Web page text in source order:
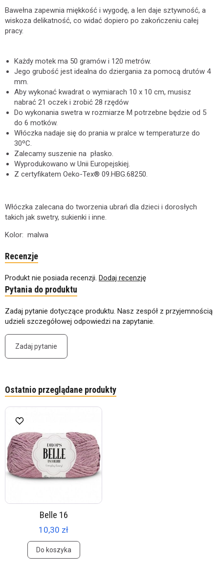
Bawełna zapewnia miękkość i wygodę, a len daje sztywność, a
wiskoza delikatność, co widać dopiero po zakończeniu całej
pracy.
Każdy motek ma 50 gramów i 120 metrów.
Jego grubość jest idealna do dziergania za pomocą drutów 4
mm.
Aby wykonać kwadrat o wymiarach 10 x 10 cm, musisz
nabrać 21 oczek i zrobić 28 rzędów
Do wykonania swetra w rozmiarze M potrzebne będzie od 5
do 6 motków.
Włóczka nadaje się do prania w pralce w temperaturze do
30ºC.
Zalecamy suszenie na płasko.
Wyprodukowano w Unii Europejskiej.
Z certyfikatem Oeko-Tex® 09.HBG.68250.
Włóczka zalecana do tworzenia ubrań dla dzieci i dorosłych
takich jak swetry, sukienki i inne.
Kolor: malwa
Recenzje
Produkt nie posiada recenzji. Dodaj recenzję
Pytania do produktu
Zadaj pytanie dotyczące produktu. Nasz zespół z przyjemnością
udzieli szczegółowej odpowiedzi na zapytanie.
Zadaj pytanie
Ostatnio przeglądane produkty
Belle 16
10,30 zł
Do koszyka